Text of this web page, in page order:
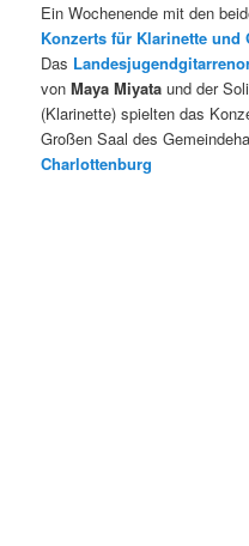
Ein Wochenende mit den
Konzerts für Klarinette und
Das
vonMaya Miyata und der
(Klarinette) spielten das
Großen Saal des
Charlottenburg